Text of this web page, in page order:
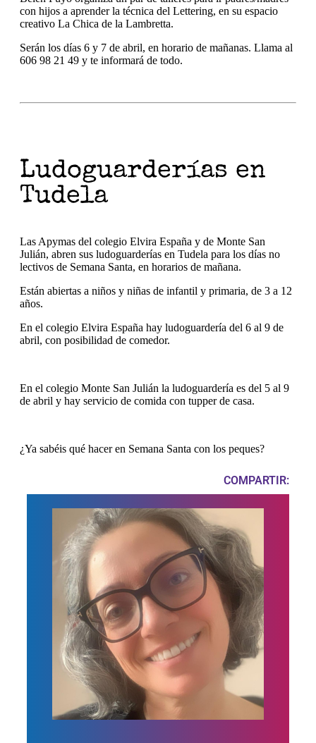
con hijos a aprender la técnica del Lettering, en su espacio
creativo La Chica de la Lambretta.
Serán los días 6 y 7 de abril, en horario de mañanas. Llama al
606 98 21 49 y te informará de todo.
Ludoguarderías en
Tudela
Las Apymas del colegio Elvira España y de Monte San
Julián, abren sus ludoguarderías en Tudela para los días no
lectivos de Semana Santa, en horarios de mañana.
Están abiertas a niños y niñas de infantil y primaria, de 3 a 12
años.
En el colegio Elvira España hay ludoguardería del 6 al 9 de
abril, con posibilidad de comedor.
En el colegio Monte San Julián la ludoguardería es del 5 al 9
de abril y hay servicio de comida con tupper de casa.
¿Ya sabéis qué hacer en Semana Santa con los peques?
COMPARTIR: